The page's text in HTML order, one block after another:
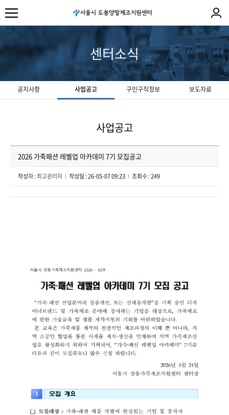
센터소식
공지사항 사업공고 구인구직정보 보도자료
사업공고
2026 가죽패션 레벨업 아카데미 7기 모집공고
작성자 :최고관리자 작성일 : 26-05-07 09:23 조회수 : 249